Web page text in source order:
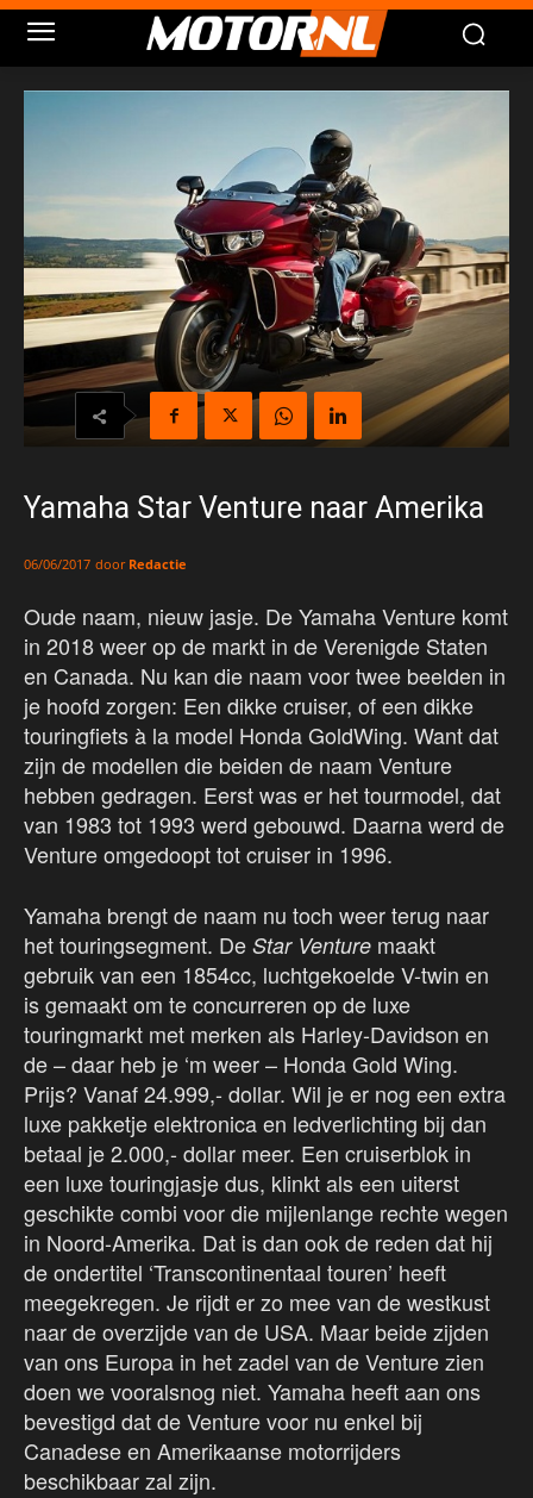
Yamaha Star Venture naar Amerika
06/06/2017 door Redactie
Oude naam, nieuw jasje. De Yamaha Venture komt
in 2018 weer op de markt in de Verenigde Staten
en Canada. Nu kan die naam voor twee beelden in
je hoofd zorgen: Een dikke cruiser, of een dikke
touringfiets à la model Honda GoldWing. Want dat
zijn de modellen die beiden de naam Venture
hebben gedragen. Eerst was er het tourmodel, dat
van 1983 tot 1993 werd gebouwd. Daarna werd de
Venture omgedoopt tot cruiser in 1996.
Yamaha brengt de naam nu toch weer terug naar
het touringsegment. De Star Venture maakt
gebruik van een 1854cc, luchtgekoelde V-twin en
is gemaakt om te concurreren op de luxe
touringmarkt met merken als Harley-Davidson en
de – daar heb je ‘m weer – Honda Gold Wing.
Prijs? Vanaf 24.999,- dollar. Wil je er nog een extra
luxe pakketje elektronica en ledverlichting bij dan
betaal je 2.000,- dollar meer. Een cruiserblok in
een luxe touringjasje dus, klinkt als een uiterst
geschikte combi voor die mijlenlange rechte wegen
in Noord-Amerika. Dat is dan ook de reden dat hij
de ondertitel ‘Transcontinentaal touren’ heeft
meegekregen. Je rijdt er zo mee van de westkust
naar de overzijde van de USA. Maar beide zijden
van ons Europa in het zadel van de Venture zien
doen we vooralsnog niet. Yamaha heeft aan ons
bevestigd dat de Venture voor nu enkel bij
Canadese en Amerikaanse motorrijders
beschikbaar zal zijn.